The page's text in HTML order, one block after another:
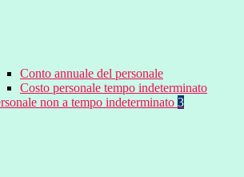
Conto annuale del personale
Costo personale tempo indeterminato
non a tempo indeterminato 3